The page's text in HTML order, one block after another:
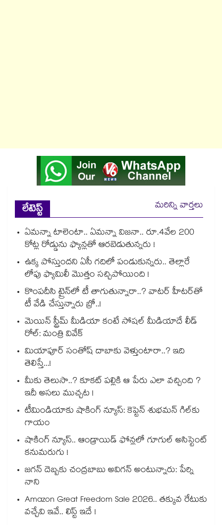
లేటెస్ట్
మరిన్ని వార్తలు
ఏమన్నా టాలెంటా.. ఏమన్నా విజనా.. రూ.4వేల 200
కోట్ల రోడ్డును ఫ్యాన్లతో ఆరబెడుతున్నరు !
ఉక్క పోస్తుందని ఏసీ గదిలో పండుకున్నరు.. తెల్లారే
లోపు ఫ్యామిలీ మొత్తం సచ్చిపోయింది !
కొంపదీసి ట్రైన్⁬లో టీ తాగుతున్నారా..? వాటర్ హీటర్⁭⁭తో
టీ వేడి చేస్తున్నారు బ్రో..!
మెయిన్ స్ట్రీమ్ మీడియా కంటే సోషల్ మీడియాదే లీడ్
రోల్: మంత్రి వివేక్
మియాపూర్ సంతోష్ దాబాకు వెళ్తుంటారా..? ఇది
తెలిస్తే...!
మీకు తెలుసా..? కూకట్ పల్లికి ఆ పేరు ఎలా వచ్చింది ?
ఇదీ అసలు ముచ్చట !
టీమిండియాకు షాకింగ్ న్యూస్: కెప్టెన్ శుభమన్ గిల్‎కు
గాయం
షాకింగ్ న్యూస్.. ఆండ్రాయిడ్ ఫోన్లలో గూగుల్ అసిస్టెంట్
కనుమరుగు !
జగన్ దెబ్బకు చంద్రబాబు అవిగన్ అంటున్నారు: పేర్ని
నాని
Amazon Great Freedom Sale 2026.. తక్కువ రేటుకు
వచ్చేవి ఇవే.. లిస్ట్ ఇదే !